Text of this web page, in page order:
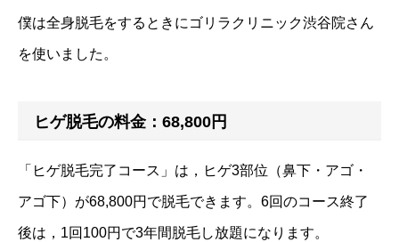
僕は全身脱毛をするときにゴリラクリニック渋谷院さん
を使いました。
ヒゲ脱毛の料金：68,800円
「ヒゲ脱毛完了コース」は，ヒゲ3部位（鼻下・アゴ・
アゴ下）が68,800円で脱毛できます。6回のコース終了
後は，1回100円で3年間脱毛し放題になります。